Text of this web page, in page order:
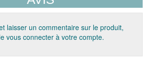
laisser un commentaire sur le produit,
vous connecter à votre compte.